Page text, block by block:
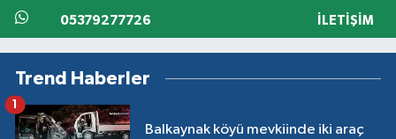
05379277726 İLETIŞIM
Trend Haberler
Balkaynak köyü mevkiinde iki araç
1